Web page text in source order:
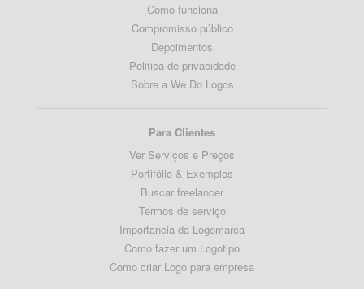
Como funciona
Compromisso público
Depoimentos
Politica de privacidade
Sobre a We Do Logos
Para Clientes
Ver Serviços e Preços
Portifólio & Exemplos
Buscar freelancer
Termos de serviço
Importancia da Logomarca
Como fazer um Logotipo
Como criar Logo para empresa